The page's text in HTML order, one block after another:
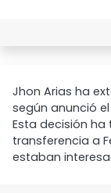
Jhon Arias ha
según anunció
Esta decisión
transferencia a
estaban